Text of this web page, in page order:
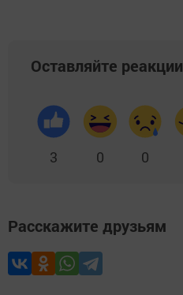
Оставляйте реакции
3 0 0
Расскажите друзьям